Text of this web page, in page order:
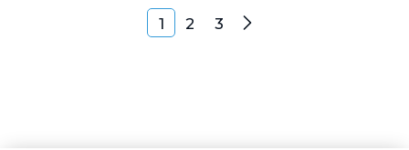
Навигация по
1 2 3 Далее